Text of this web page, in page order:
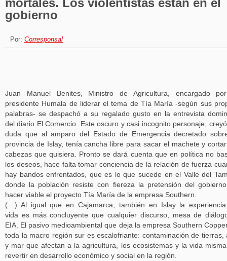
mortales. Los violentistas están en el
gobierno
Por: Corresponsal
Juan Manuel Benites, Ministro de Agricultura, encargado
presidente Humala de liderar el tema de Tía María -según sus
palabras- se despachó a su regalado gusto en la entrevista
del diario El Comercio. Este oscuro y casi incognito personaje,
duda que al amparo del Estado de Emergencia decretado
provincia de Islay, tenía cancha libre para sacar el machete y
cabezas que quisiera. Pronto se dará cuenta que en política no
los deseos, hace falta tomar conciencia de la relación de fuerza
hay bandos enfrentados, que es lo que sucede en el Valle del
donde la población resiste con fiereza la pretensión del
hacer viable el proyecto Tía María de la empresa Southern.
(…) Al igual que en Cajamarca, también en Islay la
vida es más concluyente que cualquier discurso, mesa de
EIA. El pasivo medioambiental que deja la empresa Southern
toda la macro región sur es escalofriante: contaminación de tierras,
y mar que afectan a la agricultura, los ecosistemas y la vida
revertir en desarrollo económico y social en la región.